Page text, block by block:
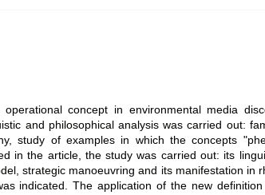
concept in environmental media
and philosophical analysis was carried out:
study of examples in which the concepts
in the article, the study was carried out: its
strategic manoeuvring and its manifestation in
indicated. The application of the new